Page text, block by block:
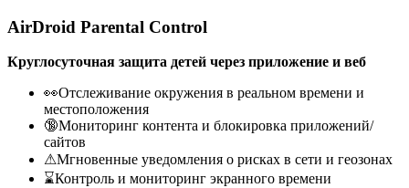
AirDroid Parental Control
Круглосуточная защита детей через приложение и веб
👀Отслеживание окружения в реальном времени и
местоположения
🔞Мониторинг контента и блокировка приложений/
сайтов
⚠Мгновенные уведомления о рисках в сети и геозонах
⌛Контроль и мониторинг экранного времени